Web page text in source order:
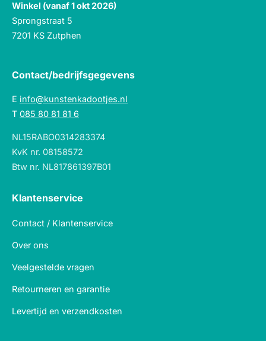
Winkel (vanaf 1 okt 2026)
Sprongstraat 5
7201 KS Zutphen
Contact/bedrijfsgegevens
E info@kunstenkadootjes.nl
T 085 80 81 81 6
NL15RABO0314283374
KvK nr. 08158572
Btw nr. NL817861397B01
Klantenservice
Contact / Klantenservice
Over ons
Veelgestelde vragen
Retourneren en garantie
Levertijd en verzendkosten